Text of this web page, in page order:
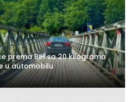
prema BiH sa 20 kilograma
u automobilu